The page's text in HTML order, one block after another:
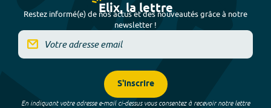
Elix, la lettre
Restez informé(e) de nos actus et des nouveautés grâce à notre
newsletter !
S'inscrire
En indiquant votre adresse e-mail ci-dessus vous consentez à recevoir notre lettre